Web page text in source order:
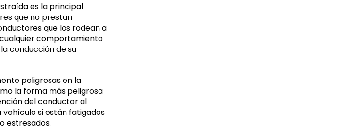
es la principal
que no prestan
que los rodean a
comportamiento
conducción de su
peligrosas en la
la forma más peligrosa
del conductor al
si están fatigados
estresados.